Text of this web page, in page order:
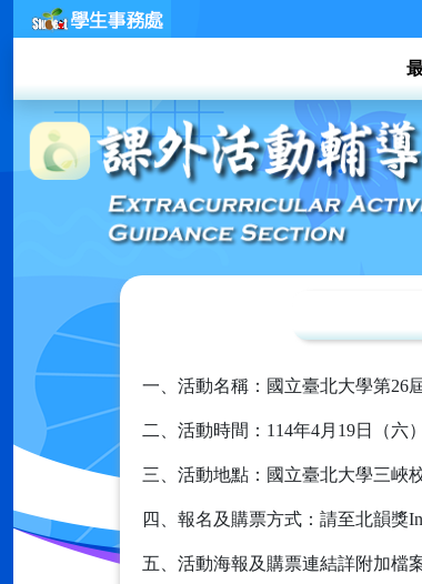
一、活動名稱：國立臺北大學第26
二、活動時間：114年4月19日（六
三、活動地點：國立臺北大學三峽
四、報名及購票方式：請至北韻獎
五、活動海報及購票連結詳附加檔案